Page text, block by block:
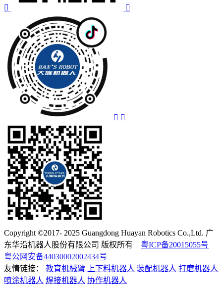
Copyright ©2017- 2025 Guangdong Huayan Robotics Co.,Ltd. 广
东华沿机器人股份有限公司 版权所有 粤ICP备20015055号
粤公网安备44030002002434号
友情链接：
教育机械臂 上下料机器人 装配机器人 打磨机器人
喷涂机器人 焊接机器人 协作机器人